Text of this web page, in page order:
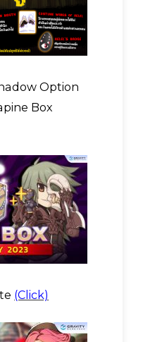
Option
Box
(Click)